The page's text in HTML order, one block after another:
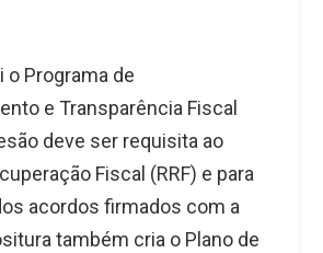
Programa de
e Transparência Fiscal
deve ser requisita ao
Fiscal (RRF) e para
acordos firmados com a
também cria o Plano de